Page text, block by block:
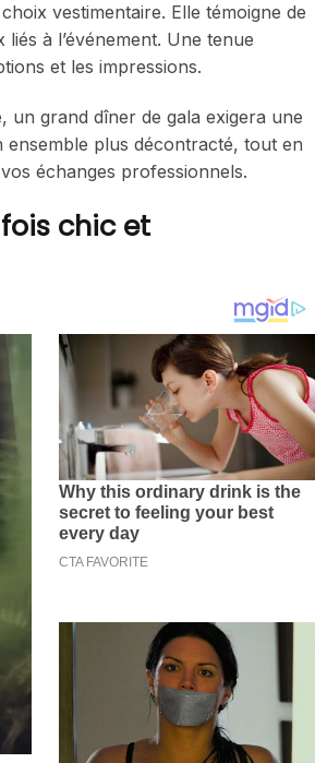
vestimentaire. Elle témoigne de
à l’événement. Une tenue
et les impressions.
un grand dîner de gala exigera une
plus décontracté, tout en
échanges professionnels.
chic et